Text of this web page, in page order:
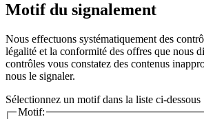
Motif du signalement
Nous effectuons systématiquement des
légalité et la conformité des offres que nous
contrôles vous constatez des contenus
nous le signaler.
Sélectionnez un motif dans la liste ci-dessous
Motif: